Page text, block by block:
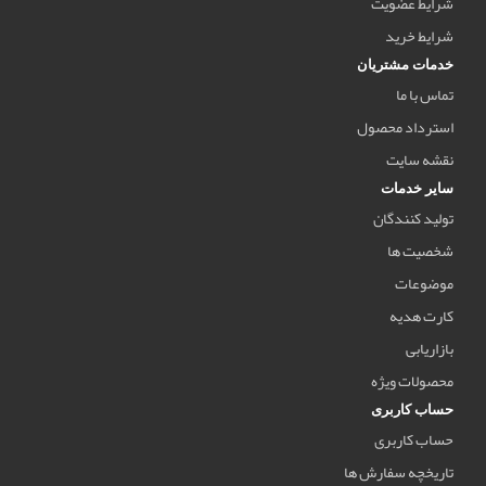
شرایط خرید
خدمات مشتریان
تماس با ما
استرداد محصول
نقشه سایت
سایر خدمات
تولید کنندگان
شخصیت ها
موضوعات
کارت هدیه
بازاریابی
محصولات ویژه
حساب کاربری
حساب کاربری
تاریخچه سفارش ها